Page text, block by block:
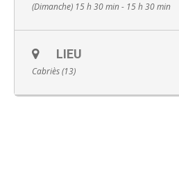
(Dimanche) 15 h 30 min - 15 h 30 min
LIEU
Cabriès (13)